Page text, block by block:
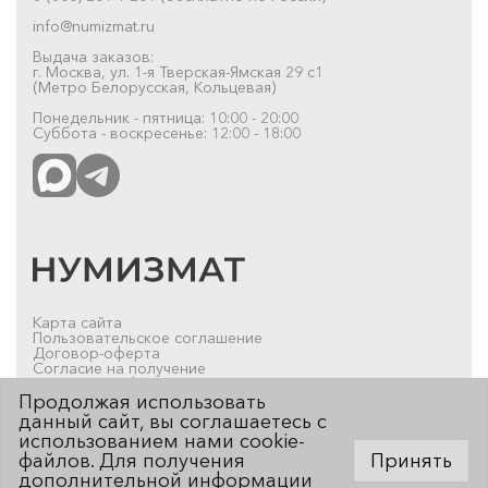
info@numizmat.ru
Выдача заказов:
г. Москва, ул. 1-я Тверская-Ямская 29 с1
(Метро Белорусская, Кольцевая)
Понедельник - пятница: 10:00 - 20:00
Суббота - воскресенье: 12:00 - 18:00
Карта сайта
Пользовательское соглашение
Договор-оферта
Согласие на получение
рекламно-информационных материалов
© 2019-2026 Нумизмат.ru
Продолжая использовать
данный сайт, вы соглашаетесь с
использованием нами cookie-
файлов. Для получения
дополнительной информации
Принять